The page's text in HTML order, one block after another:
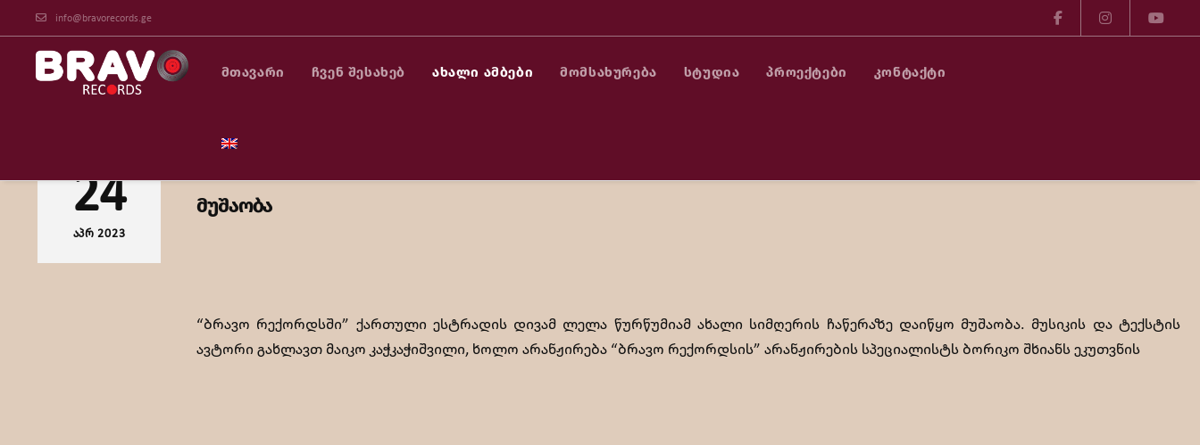
info@bravorecords.ge
ᲛᲗᲐᲕᲐᲠᲘ ᲩᲕᲔᲜ ᲨᲔᲡᲐᲮᲔᲑ ᲐᲮᲐᲚᲘ ᲐᲛᲑᲔᲑᲘ ᲛᲝᲛᲡᲐᲮᲣᲠᲔᲑᲐ ᲡᲢᲣᲓᲘᲐ ᲞᲠᲝᲔᲥᲢᲔᲑᲘ ᲙᲝᲜᲢᲐᲥᲢᲘ
24
ᲐᲞᲠ 2023
მუშაობა
“ბრავო რექორდსში” ქართული ესტრადის დივამ ლელა წურწუმიამ ახალი სიმღერის ჩაწერაზე დაიწყო მუშაობა. მუსიკის და ტექსტის
ავტორი გახლავთ მაიკო კაჭკაჭიშვილი, ხოლო არანჟირება “ბრავო რექორდსის” არანჟირების სპეციალისტს ბორიკო შხიანს ეკუთვნის